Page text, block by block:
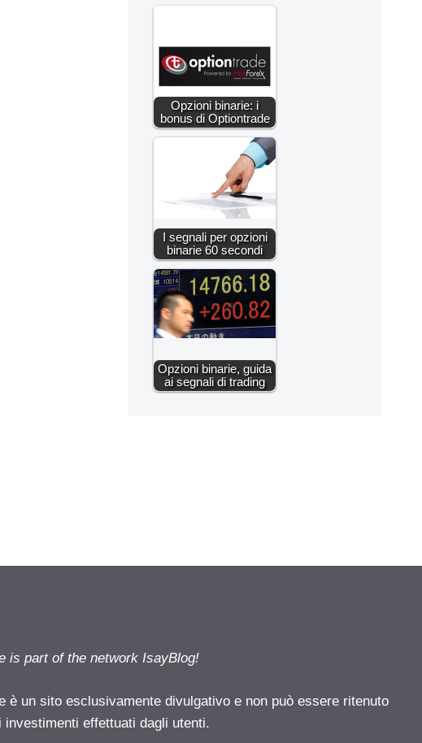
Opzioni binarie: i
bonus di Optiontrade
I segnali per opzioni
binarie 60 secondi
Opzioni binarie, guida
ai segnali di trading
is part of the network IsayBlog!
è un sito esclusivamente divulgativo e non può essere ritenuto
investimenti effettuati dagli utenti.